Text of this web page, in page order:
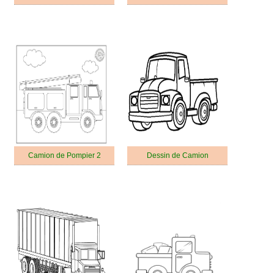
Camion de Pompier 2 Dessin de Camion